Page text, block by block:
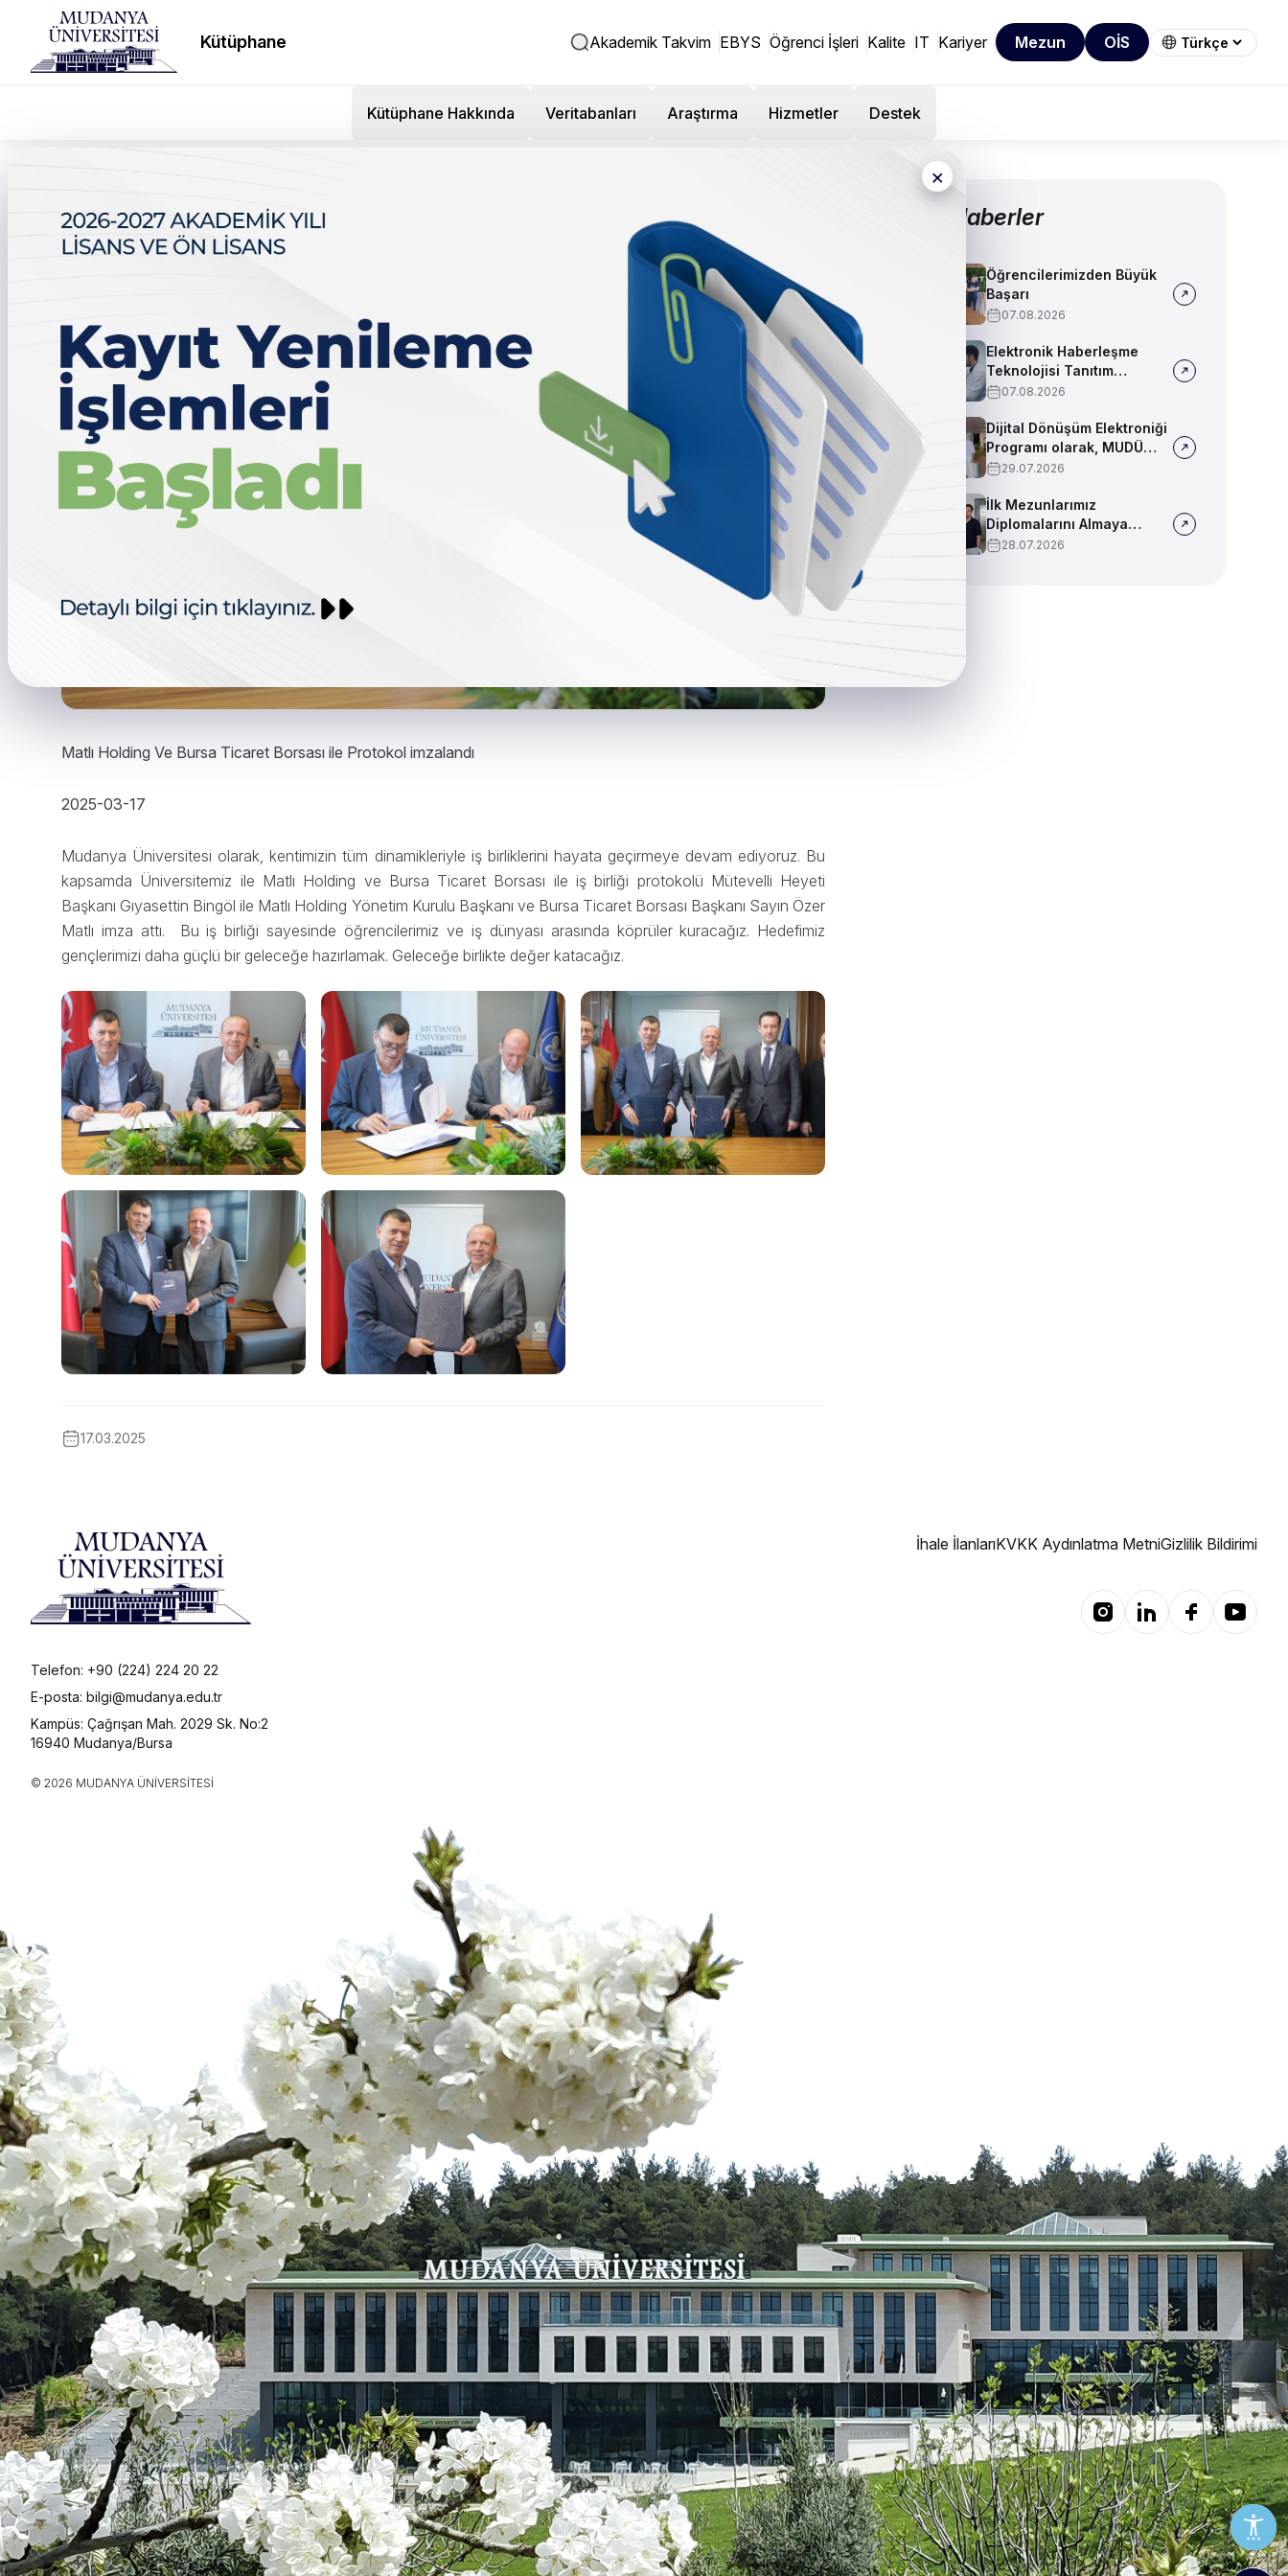
Kütüphane Akademik Takvim EBYS Öğrenci İşleri Kalite IT Kariyer Mezun OİS
Kütüphane Hakkında Veritabanları Araştırma Hizmetler Destek
×
Matlı Holding Ve Bursa Ticaret Borsası ile
Protokol imzalandı
Matlı Holding Ve Bursa Ticaret Borsası ile Protokol imzalandı
2025-03-17
Mudanya Üniversitesi olarak, kentimizin tüm dinamikleriyle iş birliklerini hayata geçirmeye devam ediyoruz. Bu
kapsamda Üniversitemiz ile Matlı Holding ve Bursa Ticaret Borsası ile iş birliği protokolü Mütevelli Heyeti
Başkanı Gıyasettin Bingöl ile Matlı Holding Yönetim Kurulu Başkanı ve Bursa Ticaret Borsası Başkanı Sayın Özer
Matlı imza attı. Bu iş birliği sayesinde öğrencilerimiz ve iş dünyası arasında köprüler kuracağız. Hedefimiz
gençlerimizi daha güçlü bir geleceğe hazırlamak. Geleceğe birlikte değer katacağız.
17.03.2025
Diğer Haberler
Öğrencilerimizden Büyük
Başarı
07.08.2026
Elektronik Haberleşme
Teknolojisi Tanıtım
Videosu
07.08.2026
Dijital Dönüşüm Elektroniği
Programı olarak, MUDÜ
Tercih Tanıtım Günleri'nde
29.07.2026
İlk Mezunlarımız
Diplomalarını Almaya
Başladı
28.07.2026
Telefon: +90 (224) 224 20 22
E-posta: bilgi@mudanya.edu.tr
Kampüs: Çağrışan Mah. 2029 Sk. No:2
16940 Mudanya/Bursa
© 2026 MUDANYA ÜNIVERSITESI
İhale İlanlarıKVKK Aydınlatma MetniGizlilik Bildirimi